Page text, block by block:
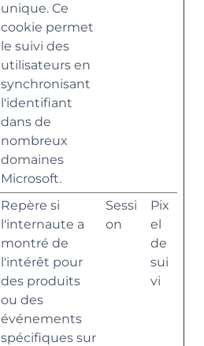
unique. Ce
cookie permet
le suivi des
utilisateurs en
synchronisant
l'identifiant
dans de
nombreux
domaines
Microsoft.
Repère si
l'internaute a
montré de
l'intérêt pour
des produits
ou des
événements
spécifiques sur
Sessi
on
Pix
el
de
sui
vi